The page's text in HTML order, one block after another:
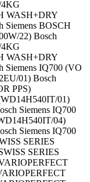
WASH+DRY
BOSCH
22) Bosch
WASH+DRY
IQ700 (VO
01) Bosch
PPS)
01)
Siemens IQ700
04)
Siemens IQ700
SERIES
SERIES